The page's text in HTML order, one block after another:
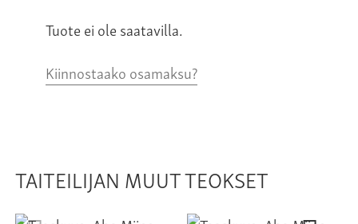
Tuote ei ole saatavilla.
Kiinnostaako osamaksu?
TAITEILIJAN MUUT TEOKSET